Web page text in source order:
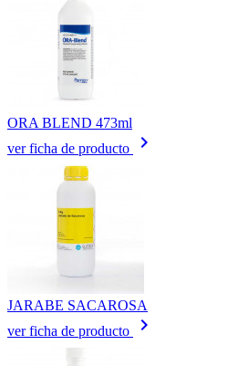
ORA BLEND 473ml
ver ficha de producto
keyboard_arrow_right
JARABE SACAROSA
ver ficha de producto
keyboard_arrow_right